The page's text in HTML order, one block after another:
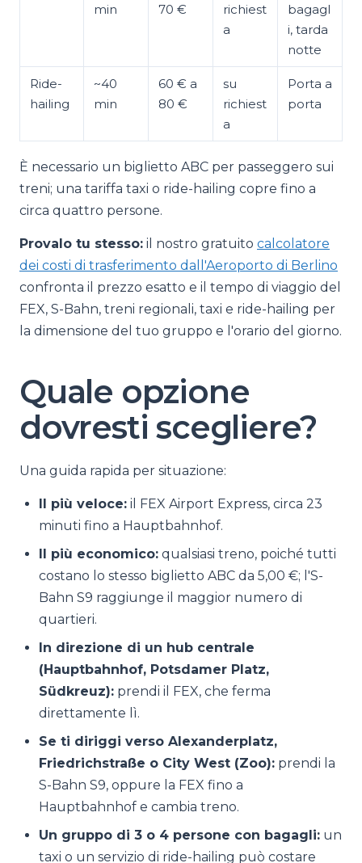
min
70 €
richiest
a
bagagl
i, tarda
notte
Ride-
hailing
~40
min
60 € a
80 €
su
richiest
a
Porta a
porta
È necessario un biglietto ABC per passeggero sui
treni; una tariffa taxi o ride-hailing copre fino a
circa quattro persone.
Provalo tu stesso: il nostro gratuito calcolatore
dei costi di trasferimento dall'Aeroporto di Berlino
confronta il prezzo esatto e il tempo di viaggio del
FEX, S-Bahn, treni regionali, taxi e ride-hailing per
la dimensione del tuo gruppo e l'orario del giorno.
Quale opzione
dovresti scegliere?
Una guida rapida per situazione:
Il più veloce: il FEX Airport Express, circa 23
minuti fino a Hauptbahnhof.
Il più economico: qualsiasi treno, poiché tutti
costano lo stesso biglietto ABC da 5,00 €; l'S-
Bahn S9 raggiunge il maggior numero di
quartieri.
In direzione di un hub centrale
(Hauptbahnhof, Potsdamer Platz,
Südkreuz): prendi il FEX, che ferma
direttamente lì.
Se ti diriggi verso Alexanderplatz,
Friedrichstraße o City West (Zoo): prendi la
S-Bahn S9, oppure la FEX fino a
Hauptbahnhof e cambia treno.
Un gruppo di 3 o 4 persone con bagagli: un
taxi o un servizio di ride-hailing può costare